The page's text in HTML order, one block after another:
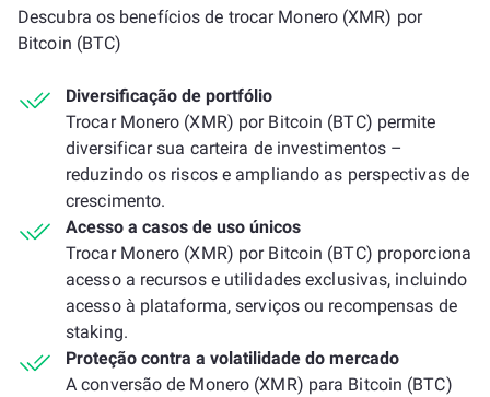
Descubra os benefícios de trocar Monero (XMR) por
Bitcoin (BTC)
Diversificação de portfólio
Trocar Monero (XMR) por Bitcoin (BTC) permite
diversificar sua carteira de investimentos –
reduzindo os riscos e ampliando as perspectivas de
crescimento.
Acesso a casos de uso únicos
Trocar Monero (XMR) por Bitcoin (BTC) proporciona
acesso a recursos e utilidades exclusivas, incluindo
acesso à plataforma, serviços ou recompensas de
staking.
Proteção contra a volatilidade do mercado
A conversão de Monero (XMR) para Bitcoin (BTC)